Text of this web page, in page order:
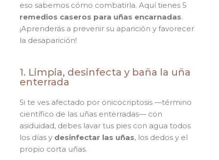
eso sabemos cómo combatirla. Aquí tienes 5
remedios caseros para uñas encarnadas.
¡Aprenderás a prevenir su aparición y favorecer
la desaparición!
1. Limpia, desinfecta y baña la uña
enterrada
Si te ves afectado por onicocriptosis —término
científico de las uñas enterradas— con
asiduidad, debes lavar tus pies con agua todos
los días y desinfectar las uñas, los dedos y el
propio corta uñas.